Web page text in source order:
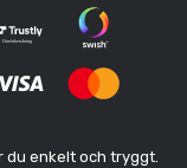
du enkelt och tryggt.